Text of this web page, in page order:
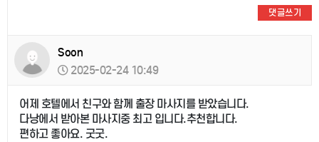
댓글쓰기
Soon
2025-02-24 10:49
어제 호텔에서 친구와 함께 출장 마사지를 받았습니다.
다낭에서 받아본 마사지중 최고 입니다.추천합니다.
편하고 좋아요. 굿굿.